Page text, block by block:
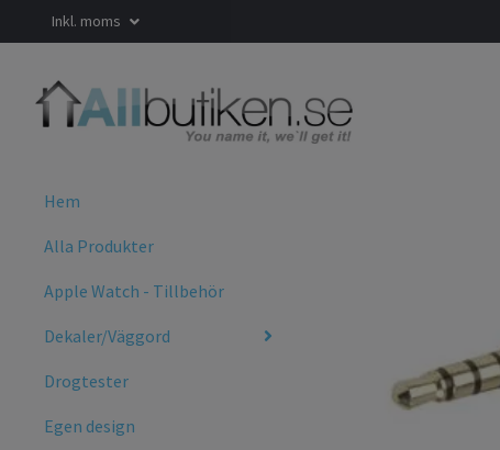
Inkl. moms
Hem
Alla Produkter
Apple Watch - Tillbehör
Dekaler/Väggord
Drogtester
Egen design